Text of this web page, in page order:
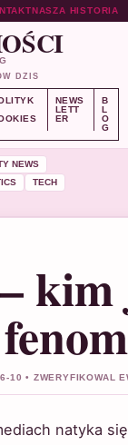
NASZA HISTORIA
DZIS
NEWS
LETT
ER
B
L
O
G
NEWS
TECH
10 • ZWERYFIKOWAL
natyka